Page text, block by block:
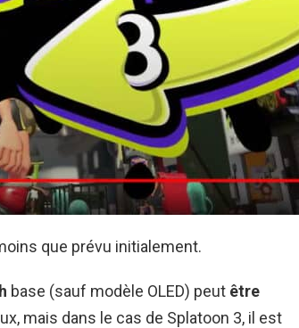
que prévu initialement.
base (sauf modèle OLED) peut être
mais dans le cas de Splatoon 3, il est